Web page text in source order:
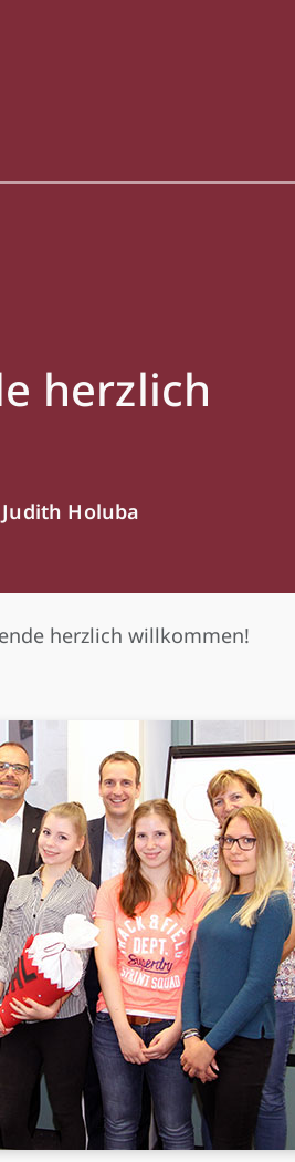
herzlich
Judith Holuba
herzlich willkommen!